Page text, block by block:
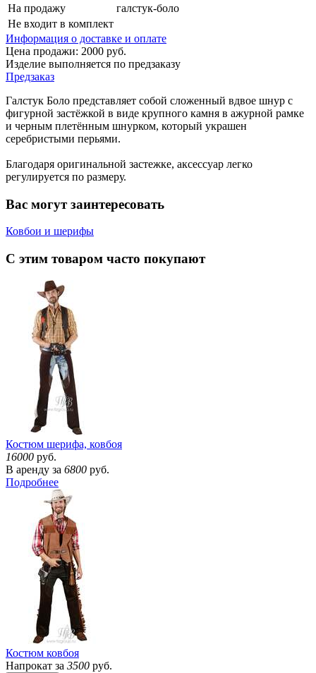
На продажу
галстук-боло
Не входит в комплект
Информация о доставке и оплате
Цена продажи: 2000 руб.
Изделие выполняется по предзаказу
Предзаказ
Галстук Боло представляет собой сложенный вдвое шнур с
фигурной застёжкой в виде крупного камня в ажурной рамке
и черным плетённым шнурком, который украшен
серебристыми перьями.
Благодаря оригинальной застежке, аксессуар легко
регулируется по размеру.
Вас могут заинтересовать
Ковбои и шерифы
С этим товаром часто покупают
Костюм шерифа, ковбоя
16000 руб.
В аренду за 6800 руб.
Подробнее
Костюм ковбоя
Напрокат за 3500 руб.